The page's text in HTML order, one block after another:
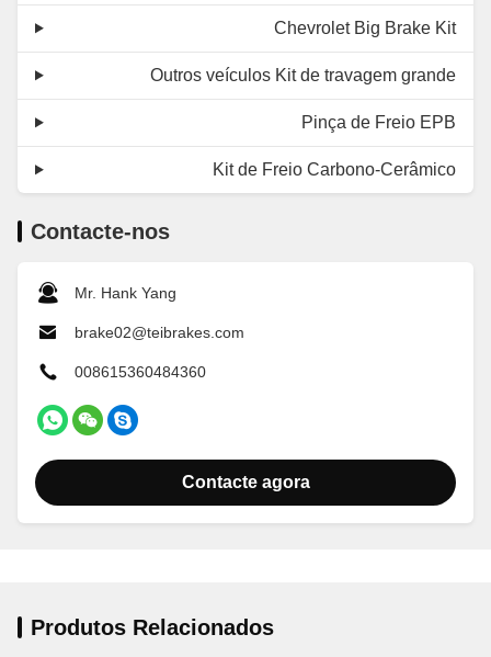
Chevrolet Big Brake Kit
Outros veículos Kit de travagem grande
Pinça de Freio EPB
Kit de Freio Carbono-Cerâmico
Contacte-nos
Mr. Hank Yang
brake02@teibrakes.com
008615360484360
Contacte agora
Produtos Relacionados